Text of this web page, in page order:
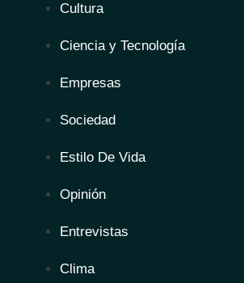
Cultura
Ciencia y Tecnología
Empresas
Sociedad
Estilo De Vida
Opinión
Entrevistas
Clima